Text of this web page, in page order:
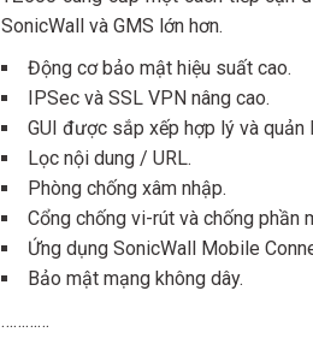
SonicWall và GMS lớn hơn.
Động cơ bảo mật hiệu suất cao.
IPSec và SSL VPN nâng cao.
GUI được sắp xếp hợp lý và quản
Lọc nội dung / URL.
Phòng chống xâm nhập.
Cổng chống vi-rút và chống phần
Ứng dụng SonicWall Mobile
Bảo mật mạng không dây.
…………